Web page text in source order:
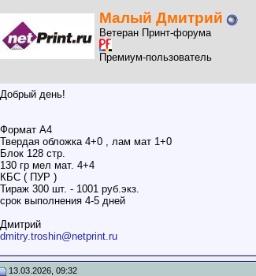
Малый Дмитрий
Ветеран Принт-форума
Премиум-пользователь
Добрый день!
Формат А4
Твердая обложка 4+0 , лам мат 1+0
Блок 128 стр.
130 гр мел мат. 4+4
КБС ( ПУР )
Тираж 300 шт. - 1001 руб.экз.
срок выполнения 4-5 дней
Дмитрий
dmitry.troshin@netprint.ru
13.03.2026, 09:32